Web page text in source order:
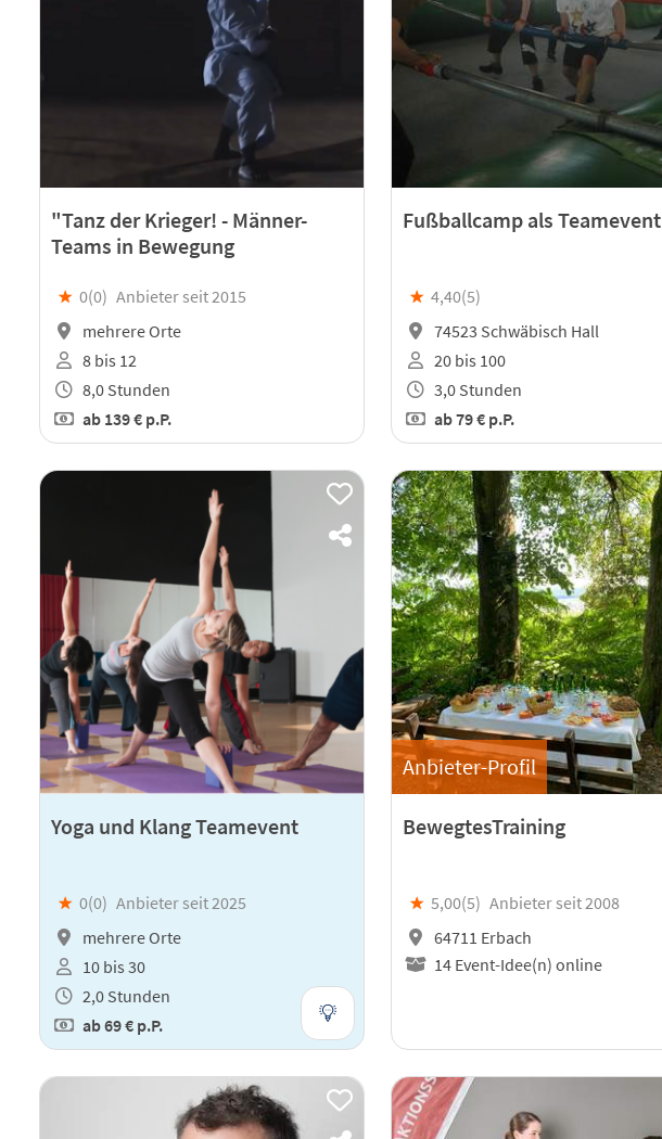
"Tanz der Krieger! - Männer-
Teams in Bewegung
★ 0(0) Anbieter seit 2015
mehrere Orte
8 bis 12
8,0 Stunden
ab 139 € p.P.
Fußballcamp als Teamevent
★ 4,40(5)
74523 Schwäbisch Hall
20 bis 100
3,0 Stunden
ab79 € p.P.
Yoga und Klang Teamevent
★ 0(0) Anbieter seit 2025
mehrere Orte
10 bis 30
2,0 Stunden
ab69 € p.P.
Anbieter-Profil
BewegtesTraining
★ 5,00(5) Anbieter seit 2008
64711 Erbach
14 Event-Idee(n) online